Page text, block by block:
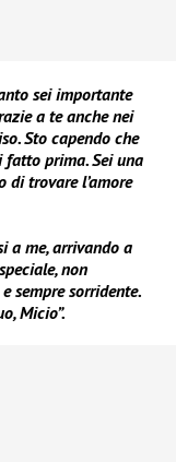
sei importante
a te anche nei
Sto capendo che
fatto prima. Sei una
di trovare l’amore
a me, arrivando a
non
sempre sorridente.
Micio”.